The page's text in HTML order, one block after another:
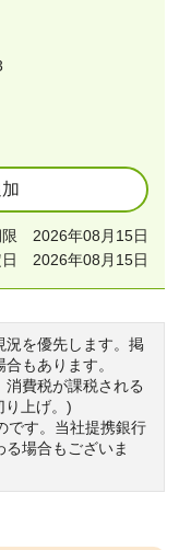
限 2026年08月15日
日 2026年08月15日
を優先します。掲
もあります。
費税が課税される
り上げ。)
です。当社提携銀行
場合もございま